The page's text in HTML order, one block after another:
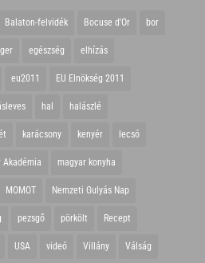
Balaton-felvidék Bocuse d'Or bor
egészség elhízás
eu2011 EU Elnökség 2011
hal halászlé
karácsony kenyér lecsó
Akadémia magyar konyha
MOMOT Nemzeti Gulyás Nap
pezsgő pörkölt Recept
USA videó Villány Válság